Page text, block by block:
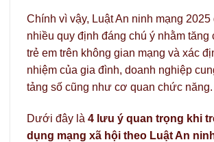
Chính vì vậy, Luật An ninh mạng 2025
nhiều quy định đáng chú ý nhằm
trẻ em trên không gian mạng và xác
nhiệm của gia đình, doanh nghiệp
tảng số cũng như cơ quan chức năng.
Dưới đây là 4 lưu ý quan trọng khi
dụng mạng xã hội theo Luật An